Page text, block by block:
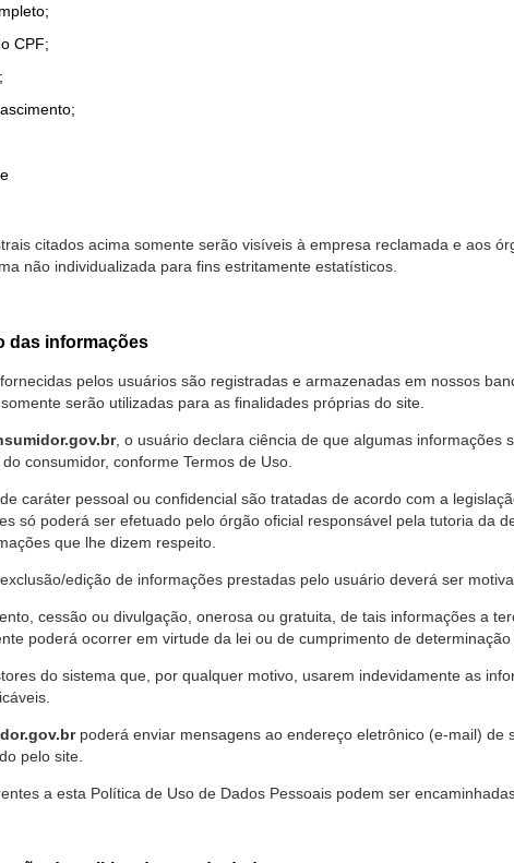
CPF;
citados acima somente serão visíveis à empresa reclamada e aos
não individualizada para fins estritamente estatísticos.
das informações
pelos usuários são registradas e armazenadas em nossos
serão utilizadas para as finalidades próprias do site.
, o usuário declara ciência de que algumas
consumidor, conforme Termos de Uso.
caráter pessoal ou confidencial são tratadas de acordo com a
só poderá ser efetuado pelo órgão oficial responsável pela tutoria da
que lhe dizem respeito.
edição de informações prestadas pelo usuário deverá ser
cessão ou divulgação, onerosa ou gratuita, de tais informações a
poderá ocorrer em virtude da lei ou de cumprimento de determinação
do sistema que, por qualquer motivo, usarem indevidamente as
poderá enviar mensagens ao endereço eletrônico (e-mail) de
pelo site.
a esta Política de Uso de Dados Pessoais podem ser